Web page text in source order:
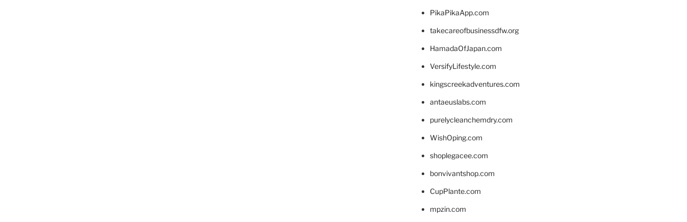
PikaPikaApp.com
takecareofbusinessdfw.org
HamadaOfJapan.com
VersifyLifestyle.com
kingscreekadventures.com
antaeuslabs.com
purelycleanchemdry.com
WishOping.com
shoplegacee.com
bonvivantshop.com
CupPlante.com
mpzin.com